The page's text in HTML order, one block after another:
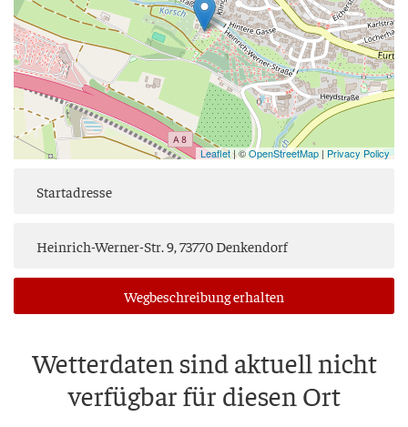
Leaflet| ©OpenStreetMap | Privacy Policy
Weg­be­schrei­bung erhalten
Wet­ter­da­ten sind aktu­ell nicht
ver­füg­bar für die­sen Ort